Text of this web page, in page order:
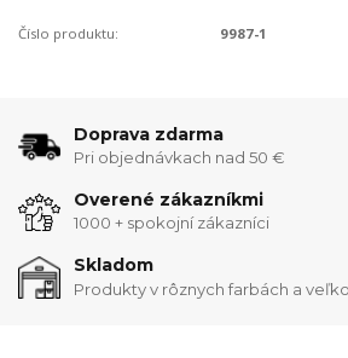
Číslo produktu: 9987-1
Doprava zdarma
Pri objednávkach nad 50 €
Overené zákazníkmi
1000 + spokojní zákazníci
Skladom
Produkty v rôznych farbách a